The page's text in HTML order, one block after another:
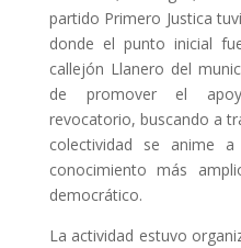
partido Primero Justica
donde el punto inicial
callejón Llanero del
de promover el
revocatorio, buscando a
colectividad se anime
conocimiento más
democrático.
La actividad estuvo